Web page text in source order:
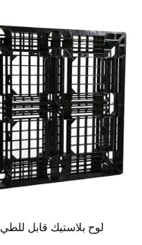
لوح بلاستيك قابل للطي